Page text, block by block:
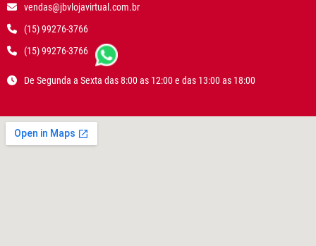
vendas@jbvlojavirtual.com.br
(15) 99276-3766
(15) 99276-3766
De Segunda a Sexta das 8:00 as 12:00 e das 13:00 as 18:00